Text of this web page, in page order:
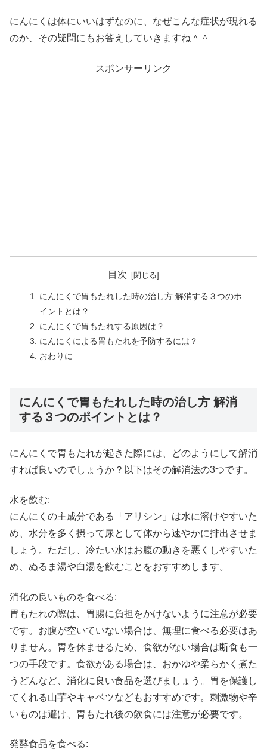
にんにくは体にいいはずなのに、なぜこんな症状が現れる
のか、その疑問にもお答えしていきますね＾＾
スポンサーリンク
目次
にんにくで胃もたれした時の治し方 解消する３つのポ
イントとは？
にんにくで胃もたれする原因は？
にんにくによる胃もたれを予防するには？
おわりに
にんにくで胃もたれした時の治し方 解消
する３つのポイントとは？
にんにくで胃もたれが起きた際には、どのようにして解消
すれば良いのでしょうか？以下はその解消法の3つです。
水を飲む:
にんにくの主成分である「アリシン」は水に溶けやすいた
め、水分を多く摂って尿として体から速やかに排出させま
しょう。ただし、冷たい水はお腹の動きを悪くしやすいた
め、ぬるま湯や白湯を飲むことをおすすめします。
消化の良いものを食べる:
胃もたれの際は、胃腸に負担をかけないように注意が必要
です。お腹が空いていない場合は、無理に食べる必要はあ
りません。胃を休ませるため、食欲がない場合は断食も一
つの手段です。食欲がある場合は、おかゆや柔らかく煮た
うどんなど、消化に良い食品を選びましょう。胃を保護し
てくれる山芋やキャベツなどもおすすめです。刺激物や辛
いものは避け、胃もたれ後の飲食には注意が必要です。
発酵食品を食べる: